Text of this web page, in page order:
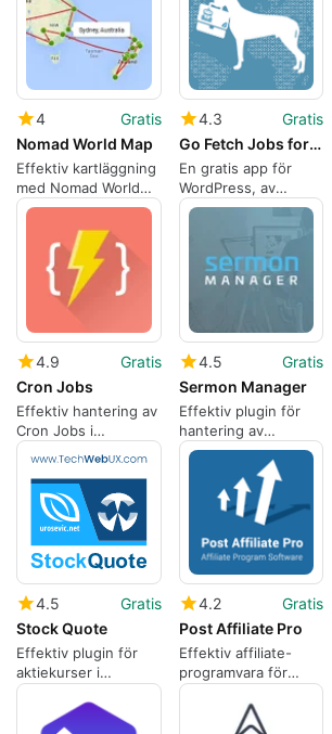
4
Gratis
Nomad World Map
Effektiv kartläggning
med Nomad World
Map
4.3
Gratis
Go Fetch Jobs for WP Job Manager
En gratis app för
WordPress, av
SebeT.
4.9
Gratis
Cron Jobs
Effektiv hantering av
Cron Jobs i
WordPress
4.5
Gratis
Sermon Manager
Effektiv plugin för
hantering av
predikningar
4.5
Gratis
Stock Quote
Effektiv plugin för
aktiekurser i
WordPress
4.2
Gratis
Post Affiliate Pro
Effektiv affiliate-
programvara för
WordPress